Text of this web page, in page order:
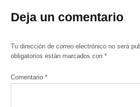
Deja un comentario
Tu dirección de correo electrónico no será
obligatorios están marcados con*
Comentario*